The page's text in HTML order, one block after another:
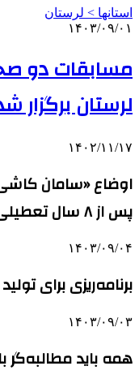
استانها > لرستان
۱۴۰۳/۰۹/۰۱
مسابقات دو
لرستان برگزار
۱۴۰۲/۱۱/۱۷
اوضاع «سامان
پس از ۸ سال تعطیلی!
۱۴۰۳/۰۹/۰۴
برنامه‌ریزی برای تولید ۲۰ تن خاویار در لرستان
۱۴۰۳/۰۹/۰۳
همه باید مطالبه‌گر